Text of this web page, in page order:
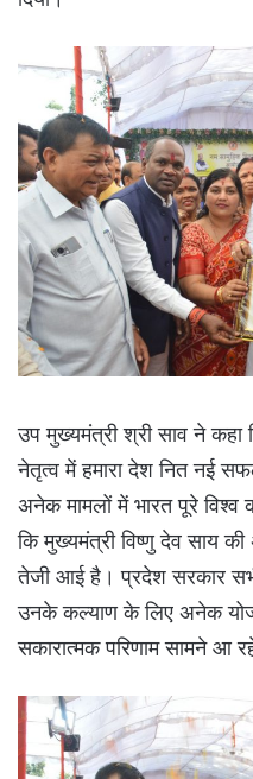
उप मुख्यमंत्री श्री साव ने कहा
नेतृत्व में हमारा देश नित नई
अनेक मामलों में भारत पूरे विश्व
कि मुख्यमंत्री विष्णु देव साय की
तेजी आई है। प्रदेश सरकार
उनके कल्याण के लिए अनेक
सकारात्मक परिणाम सामने आ